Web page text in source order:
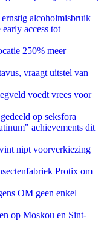
alcoholmisbruik
access tot
250% meer
vraagt uitstel van
voedt vrees voor
op seksfora
achievements dit
nipt voorverkiezing
Protix om
OM geen enkel
op Moskou en Sint-